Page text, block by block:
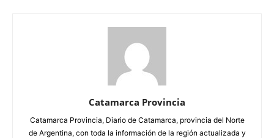
Catamarca Provincia
Catamarca Provincia, Diario de Catamarca, provincia del Norte
de Argentina, con toda la información de la región actualizada y